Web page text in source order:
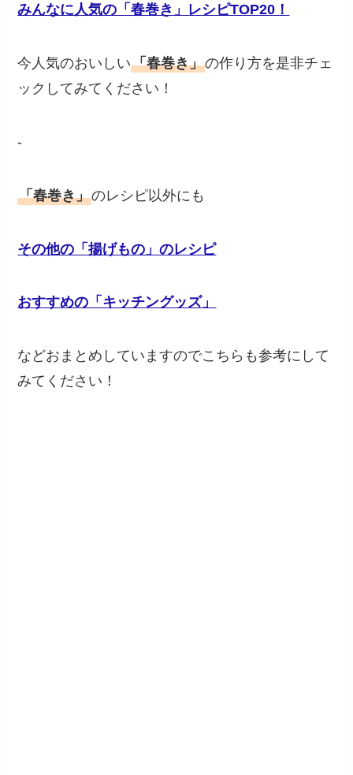
みんなに人気の「春巻き」レシピTOP20！
今人気のおいしい「春巻き」の作り方を是非チェ
ックしてみてください！
‐
「春巻き」のレシピ以外にも
その他の「揚げもの」のレシピ
おすすめの「キッチングッズ」
などおまとめしていますのでこちらも参考にして
みてください！